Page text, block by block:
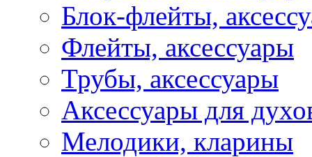
Блок-флейты,
Флейты, аксессуары
Трубы, аксессуары
Аксессуары для
Мелодики, кларины